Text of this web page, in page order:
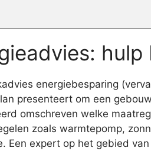
energiebesparing
presenteert om een
omschreven welke
zoals warmtepomp,
Een expert op het gebied